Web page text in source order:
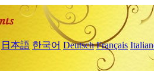
日本語 한국어 Deutsch Français